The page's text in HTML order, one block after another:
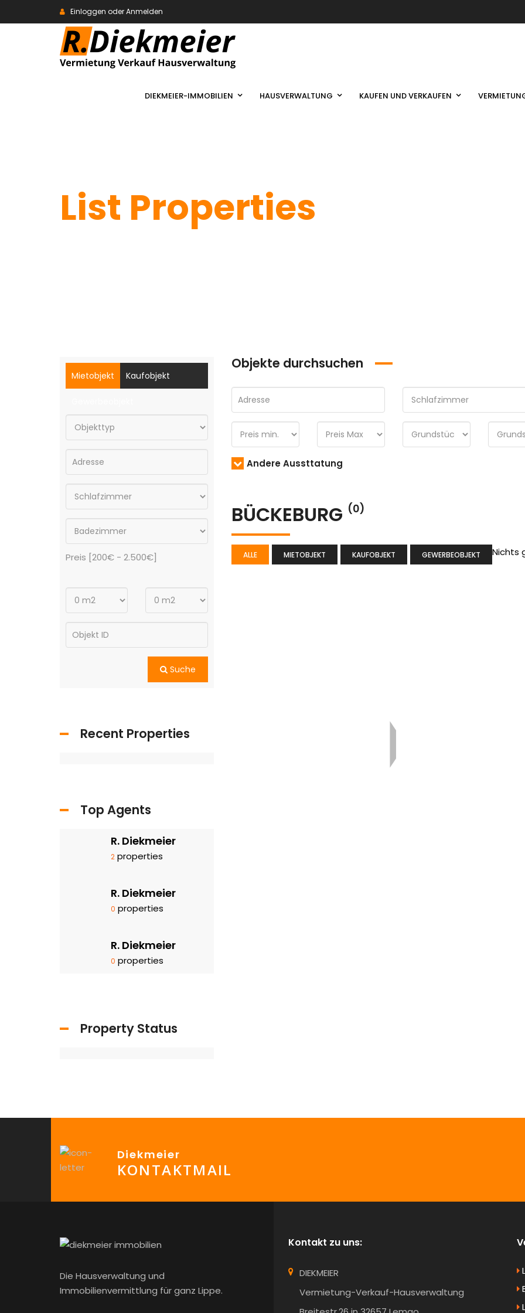
Einloggen oder Anmelden
DIEKMEIER-IMMOBILIEN HAUSVERWALTUNG KAUFEN UND VERKAUFEN
List Properties
Objekte durchsuchen
Andere Aussttatung
BÜCKEBURG (0)
ALLE MIETOBJEKT KAUFOBJEKT GEWERBEOBJEKT Nichts
Mietobjekt Kaufobjekt
Preis [200€ - 2.500€]
Suche
Recent Properties
Top Agents
R. Diekmeier
2 properties
R. Diekmeier
0 properties
R. Diekmeier
0 properties
Property Status
Diekmeier
KONTAKTMAIL
Die Hausverwaltung und
Immobilienvermittlung für ganz Lippe.
Kontakt zu uns:
DIEKMEIER
Vermietung-Verkauf-Hausverwaltung